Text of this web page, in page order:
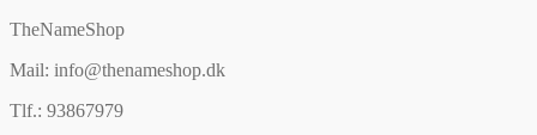
TheNameShop
Mail: info@thenameshop.dk
Tlf.: 93867979